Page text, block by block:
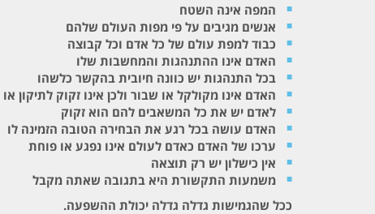
המפה אינה השטח
אנשים מגיבים על פי מפות העולם שלהם
כבוד למפת עולם של כל אדם וכל קבוצה
האדם אינו ההתנהגות והמחשבות שלו
בכל התנהגות יש כוונה חיובית בהקשר כלשהו
האדם אינו מקולקל או שבור ולכן אינו זקוק לתיקון או
לאדם יש את כל המשאבים להם הוא זקוק
האדם עושה בכל רגע את הבחירה הטובה הזמינה לו
ערכו של האדם כאדם לעולם אינו נפגע או פוחת
אין כישלון יש רק תוצאה
משמעות התקשורת היא בתגובה שאתה מקבל
ככל שהגמישות גדלה גדלה יכולת ההשפעה.